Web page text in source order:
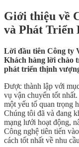
Giới thiệu về
và Phát Triển
Lời đầu tiên Công ty
Khách hàng lời chào
phát triển thịnh
Được thành lập với
vụ vận chuyển tốt
một yếu tố quan trọng
Chúng tôi đã và đang
mạng lưới hoạt động,
Công nghệ tiên tiến
cách tốt nhất về nhu